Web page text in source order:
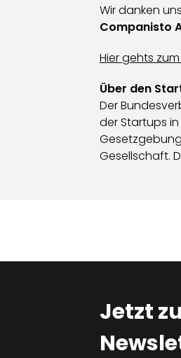
Wir danken
Companisto
Hier gehts
Über den
Der
der Startups
Gesellschaft.
Jetzt